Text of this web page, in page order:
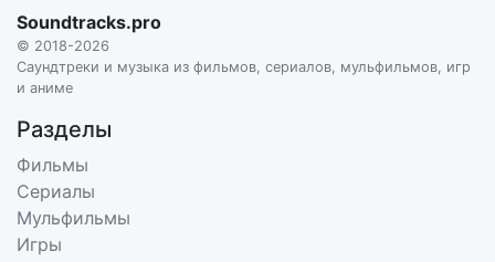
TREVOR YUILE
Kira's Cue
TREVOR YUILE
We Meet Helena
TREVOR YUILE
Organic Eggs
Soundtracks.pro
© 2018-2026
Саундтреки и музыка из фильмов, сериалов, мульфильмов, игр
и аниме
Разделы
Фильмы
Сериалы
Мульфильмы
Игры